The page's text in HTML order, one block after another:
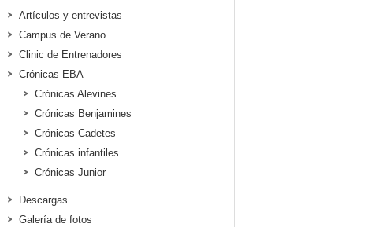
Artículos y entrevistas
Campus de Verano
Clinic de Entrenadores
Crónicas EBA
Crónicas Alevines
Crónicas Benjamines
Crónicas Cadetes
Crónicas infantiles
Crónicas Junior
Descargas
Galería de fotos